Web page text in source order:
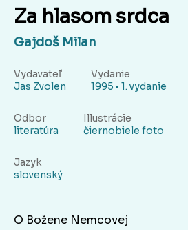
Za hlasom srdca
Gajdoš Milan
Vydavateľ
Jas Zvolen
Vydanie
1995 • 1. vydanie
Odbor
literatúra
Illustrácie
čiernobiele foto
Jazyk
slovenský
O Božene Nemcovej